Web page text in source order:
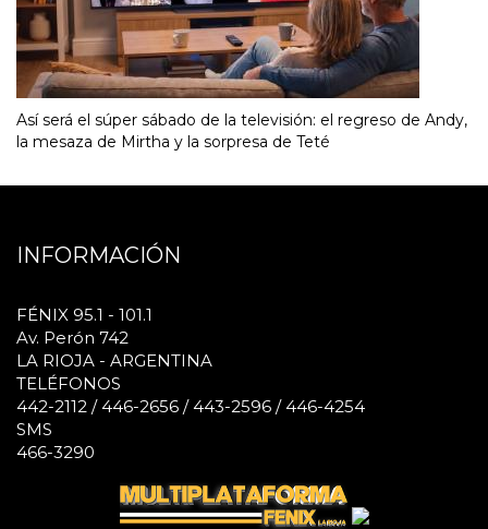
Así será el súper sábado de la televisión: el regreso de Andy,
la mesaza de Mirtha y la sorpresa de Teté
INFORMACIÓN
FÉNIX 95.1 - 101.1
Av. Perón 742
LA RIOJA - ARGENTINA
TELÉFONOS
442-2112 / 446-2656 / 443-2596 / 446-4254
SMS
466-3290